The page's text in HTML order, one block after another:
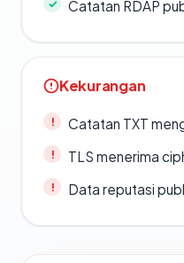
Catatan RDAP
Kekurangan
Catatan TXT
TLS menerima
Data reputasi